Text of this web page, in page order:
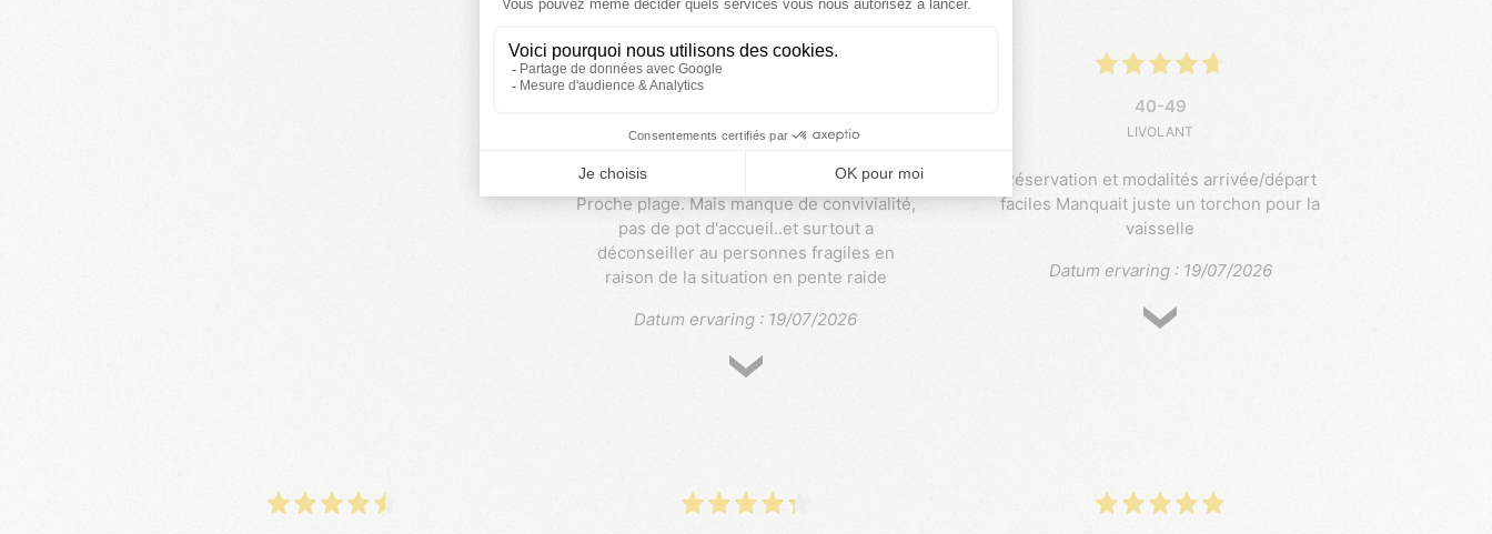
Giroux
Bien situé. Bien équipé. Simple , calme.
Proche plage. Mais manque de convivialité,
pas de pot d'accueil..et surtout a
déconseiller au personnes fragiles en
raison de la situation en pente raide
Datum ervaring : 19/07/2026
40-49
LIVOLANT
Réservation et modalités arrivée/départ
faciles Manquait juste un torchon pour la
vaisselle
Datum ervaring : 19/07/2026